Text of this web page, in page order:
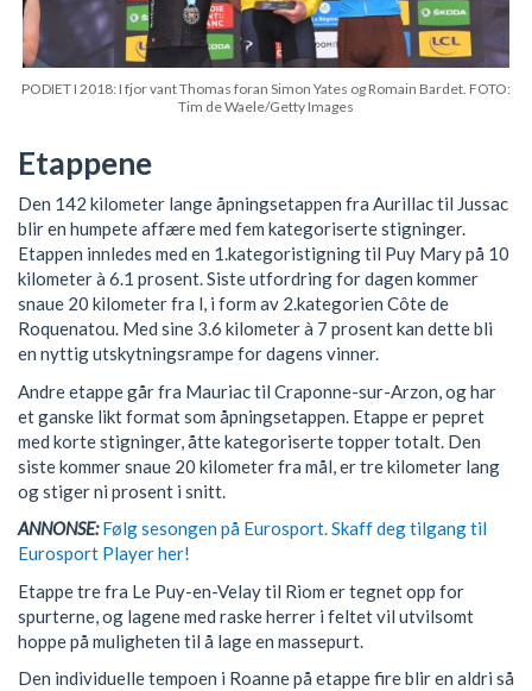
PODIET I 2018: I fjor vant Thomas foran Simon Yates og Romain Bardet. FOTO:
Tim de Waele/Getty Images
Etappene
Den 142 kilometer lange åpningsetappen fra Aurillac til Jussac
blir en humpete affære med fem kategoriserte stigninger.
Etappen innledes med en 1.kategoristigning til Puy Mary på 10
kilometer à 6.1 prosent. Siste utfordring for dagen kommer
snaue 20 kilometer fra l, i form av 2.kategorien Côte de
Roquenatou. Med sine 3.6 kilometer à 7 prosent kan dette bli
en nyttig utskytningsrampe for dagens vinner.
Andre etappe går fra Mauriac til Craponne-sur-Arzon, og har
et ganske likt format som åpningsetappen. Etappe er pepret
med korte stigninger, åtte kategoriserte topper totalt. Den
siste kommer snaue 20 kilometer fra mål, er tre kilometer lang
og stiger ni prosent i snitt.
ANNONSE: Følg sesongen på Eurosport. Skaff deg tilgang til
Eurosport Player her!
Etappe tre fra Le Puy-en-Velay til Riom er tegnet opp for
spurterne, og lagene med raske herrer i feltet vil utvilsomt
hoppe på muligheten til å lage en massepurt.
Den individuelle tempoen i Roanne på etappe fire blir en aldri så